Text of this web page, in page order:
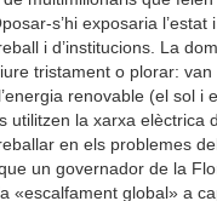
s’hi exposaria l’estat
i d’institucions. La
tristament o plorar: van
renovable (el sol i
utilitzen la xarxa elèctrica
en els problemes
un governador de la
«escalfament global» a